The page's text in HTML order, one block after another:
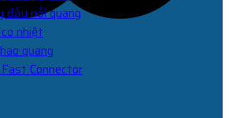
đấu nối quang
nhiệt
quang
Connector